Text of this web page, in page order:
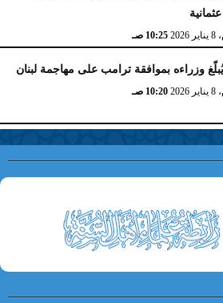
10:25 صـ
يُبلّغ وزراءه بموافقة ترامب على مهاجمة لبنان
10:20 صـ